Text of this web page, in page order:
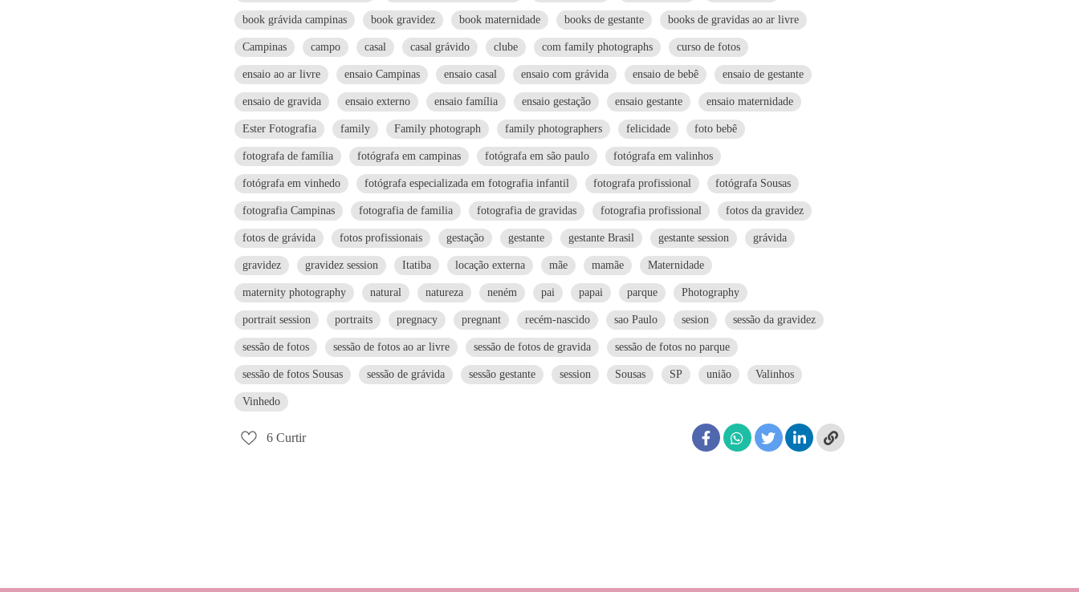
book grávida campinas book gravidez book maternidade books de gestante books de gravidas ao ar livre
Campinas campo casal casal grávido clube com family photographs curso de fotos
ensaio ao ar livre ensaio Campinas ensaio casal ensaio com grávida ensaio de bebê ensaio de gestante
ensaio de gravida ensaio externo ensaio família ensaio gestação ensaio gestante ensaio maternidade
Ester Fotografia family Family photograph family photographers felicidade foto bebê
fotografa de família fotógrafa em campinas fotógrafa em são paulo fotógrafa em valinhos
fotógrafa em vinhedo fotógrafa especializada em fotografia infantil fotografa profissional fotógrafa Sousas
fotografia Campinas fotografia de familia fotografia de gravidas fotografia profissional fotos da gravidez
fotos de grávida fotos profissionais gestação gestante gestante Brasil gestante session grávida
gravidez gravidez session Itatiba locação externa mãe mamãe Maternidade
maternity photography natural natureza neném pai papai parque Photography
portrait session portraits pregnacy pregnant recém-nascido sao Paulo sesion sessão da gravidez
sessão de fotos sessão de fotos ao ar livre sessão de fotos de gravida sessão de fotos no parque
sessão de fotos Sousas sessão de grávida sessão gestante session Sousas SP união Valinhos
Vinhedo
6 Curtir